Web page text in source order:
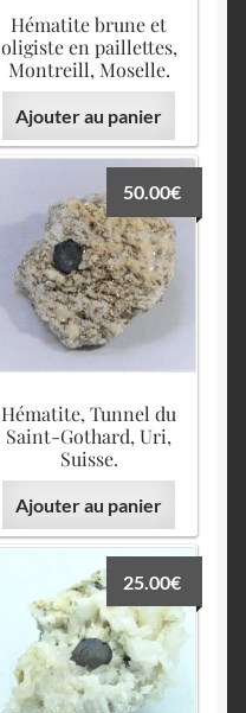
Hématite brune et
oligiste en paillettes,
Montreill, Moselle.
Ajouter au panier
Hématite, Tunnel du
Saint-Gothard, Uri,
Suisse.
50.00€
Ajouter au panier
25.00€